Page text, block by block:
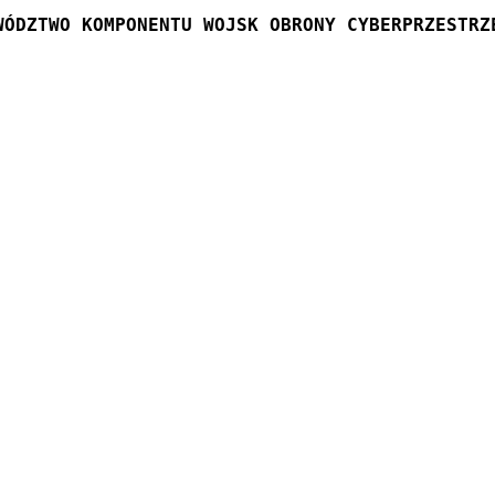
KOMPONENTU WOJSK OBRONY